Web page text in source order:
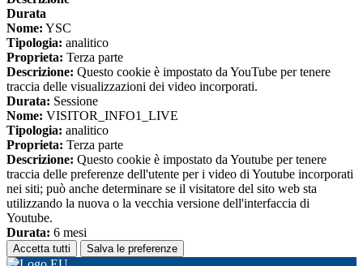
Durata
Nome: YSC
Tipologia: analitico
Proprieta: Terza parte
Descrizione: Questo cookie è impostato da YouTube per tenere
traccia delle visualizzazioni dei video incorporati.
Durata: Sessione
Nome: VISITOR_INFO1_LIVE
Tipologia: analitico
Proprieta: Terza parte
Descrizione: Questo cookie è impostato da Youtube per tenere
traccia delle preferenze dell'utente per i video di Youtube incorporati
nei siti; può anche determinare se il visitatore del sito web sta
utilizzando la nuova o la vecchia versione dell'interfaccia di
Youtube.
Durata: 6 mesi
Accetta tutti Salva le preferenze